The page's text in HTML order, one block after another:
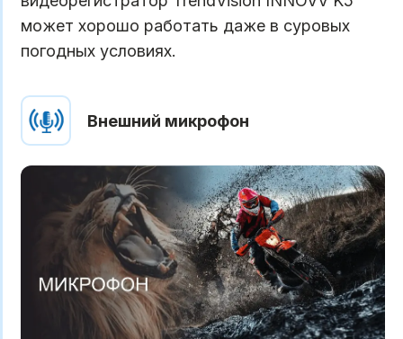
может хорошо работать даже в суровых
погодных условиях.
Внешний микрофон